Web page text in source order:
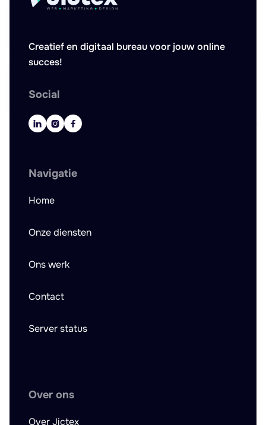
Creatief en digitaal bureau voor jouw online
succes!
Social
  
Navigatie
Home
Onze diensten
Ons werk
Contact
Server status
Over ons
Over Jictex